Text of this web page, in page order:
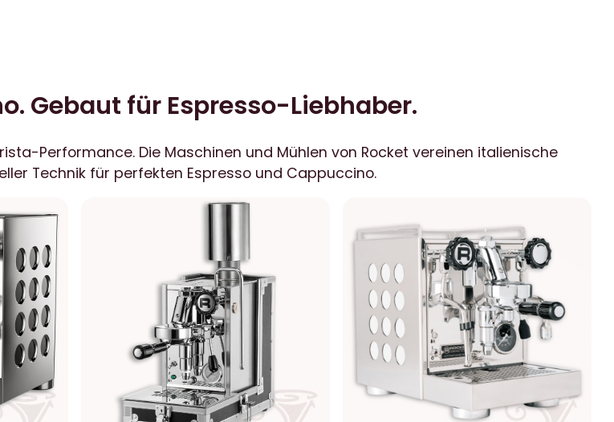
Gebaut für Espresso-Liebhaber.
Performance. Die Maschinen und Mühlen von Rocket vereinen italienische
Technik für perfekten Espresso und Cappuccino.